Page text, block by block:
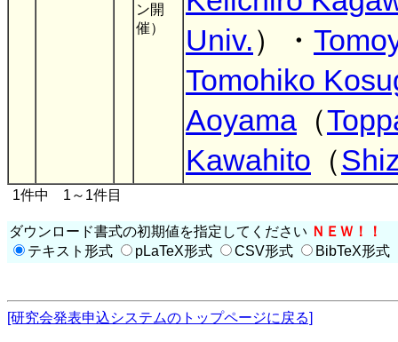
ン開
催）
Univ.）・
Tomohiko
Aoyama （
Kawahito （
1件中 1～1件目
ダウンロード書式の初期値を指定してください ＮＥＷ！！
テキスト形式
pLaTeX形式 CSV形式 BibTeX形式
[研究会発表申込システムのトップページに戻る]